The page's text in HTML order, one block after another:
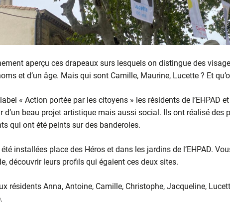
aperçu ces drapeaux surs lesquels on distingue des
et d’un âge. Mais qui sont Camille, Maurine, Lucette ? Et
« Action portée par les citoyens » les résidents de l’EHPAD
d’un beau projet artistique mais aussi social. Ils ont réalisé des
qui ont été peints sur des banderoles.
installées place des Héros et dans les jardins de l’EHPAD.
découvrir leurs profils qui égaient ces deux sites.
résidents Anna, Antoine, Camille, Christophe, Jacqueline,